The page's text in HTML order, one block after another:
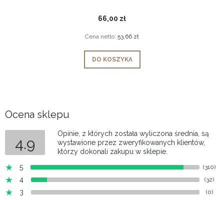
66,00 zł
Cena netto: 53,66 zł
DO KOSZYKA
Ocena sklepu
4.9
Opinie, z których została wyliczona średnia, są
wystawione przez zweryfikowanych klientów,
którzy dokonali zakupu w sklepie.
5
(310)
4 (32)
3 (0)